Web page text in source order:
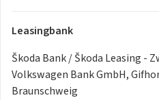
* Manuelle Gepäckraumklappe
* Manuelle Kindersicherung
* Manuelle
* Maximale DC-Ladeleistung
* Mittelarmlehne vorn inklusive
Leasingbank
Škoda Bank / Škoda Leasing -
Volkswagen Bank GmbH,
Braunschweig